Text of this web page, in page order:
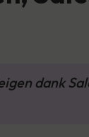
dank